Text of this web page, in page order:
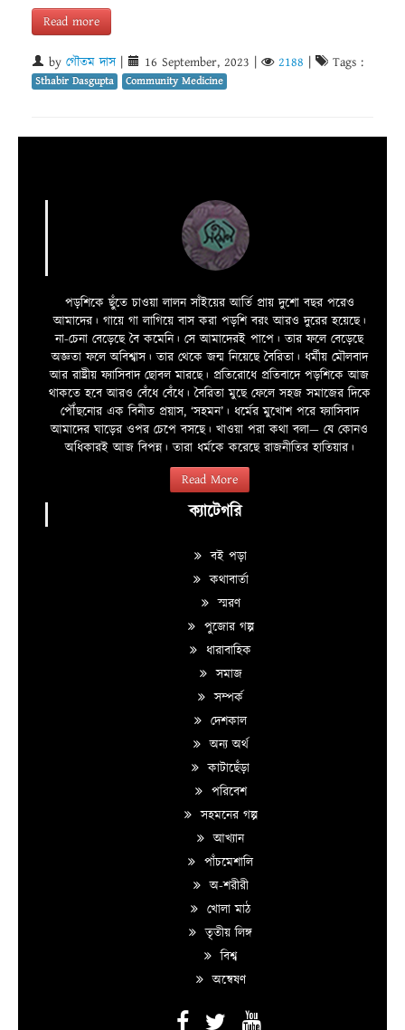
Read more
by গৌতম দাস| 16 September, 2023 2188 Tags :
Sthabir Dasgupta Community Medicine
পড়শিকে ছুঁতে চাওয়া লালন সাঁইয়ের আর্তি প্রায় দুশো বছর পরেও
আমাদের। গায়ে গা লাগিয়ে বাস করা পড়শি বরং আরও দুরের হয়েছে।
না-চেনা বেড়েছে বৈ কমেনি। সে আমাদেরই পাপে। তার ফলে বেড়েছে
অজ্ঞতা ফলে অবিশ্বাস। তার থেকে জন্ম নিয়েছে বৈরিতা। ধর্মীয় মৌলবাদ
আর রাষ্ট্রীয় ফ্যাসিবাদ ছোবল মারছে। প্রতিরোধে প্রতিবাদে পড়শিকে আজ
থাকতে হবে আরও বেঁধে বেঁধে। বৈরিতা মুছে ফেলে সহজ সমাজের দিকে
পৌঁছনোর এক বিনীত প্রয়াস, ‘সহমন’। ধর্মের মুখোশ পরে ফ্যাসিবাদ
আমাদের ঘাড়ের ওপর চেপে বসছে। খাওয়া পরা কথা বলা—­­ যে কোনও
অধিকারই আজ বিপন্ন। তারা ধর্মকে করেছে রাজনীতির হাতিয়ার।
Read More
ক্যাটেগরি
বই পড়া
কথাবার্তা
স্মরণ
পুজোর গল্প
ধারাবাহিক
সমাজ
সম্পর্ক
দেশকাল
অন্য অর্থ
কাটাছেঁড়া
পরিবেশ
সহমনের গল্প
আখ্যান
পাঁচমেশালি
অ-শরীরী
খোলা মাঠ
তৃতীয় লিঙ্গ
বিশ্ব
অন্বেষণ